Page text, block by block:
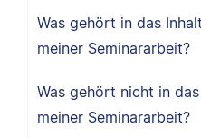
Was gehört in das
meiner Seminararbeit?
Was gehört nicht in
meiner Seminararbeit?